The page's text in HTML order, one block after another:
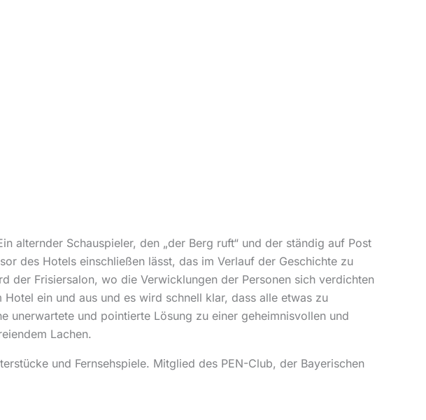
alternder Schauspieler, den „der Berg ruft“ und der ständig auf Post
des Hotels einschließen lässt, das im Verlauf der Geschichte zu
der Frisiersalon, wo die Verwicklungen der Personen sich verdichten
ein und aus und es wird schnell klar, dass alle etwas zu
unerwartete und pointierte Lösung zu einer geheimnisvollen und
Lachen.
und Fernsehspiele. Mitglied des PEN-Club, der Bayerischen